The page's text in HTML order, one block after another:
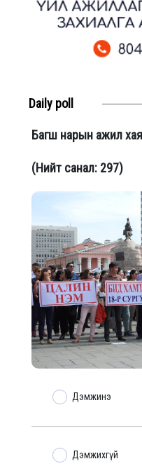
Daily poll
Багш нарын ажил
(Нийт санал: 297)
Дэмжинэ
Дэмжихгүй